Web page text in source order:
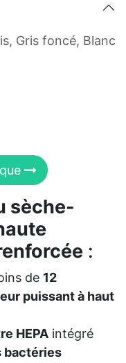
, Gris foncé, Blanc
sèche-
:
de 12
puissant à haut
HEPA intégré
bactéries